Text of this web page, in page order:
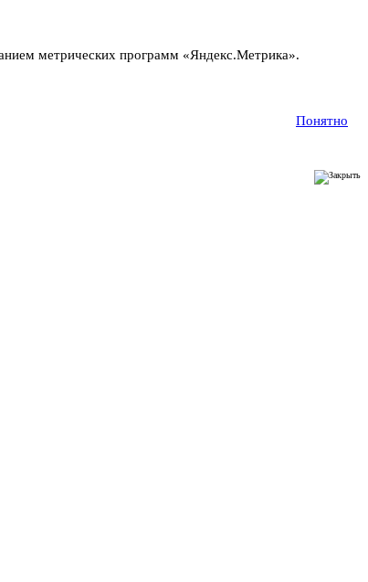
метрических программ «Яндекс.Метрика».
Понятно